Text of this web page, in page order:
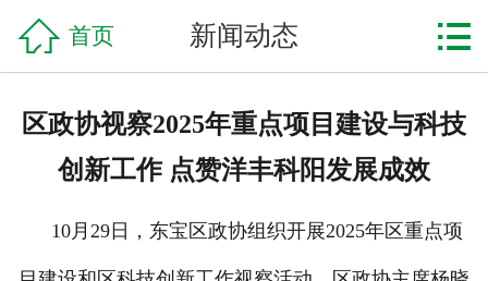
产品中心
 首页 新闻动态 
区政协视察2025年重点项目建设与科技
创新工作 点赞洋丰科阳发展成效
10月29日，东宝区政协组织开展2025年区重点项